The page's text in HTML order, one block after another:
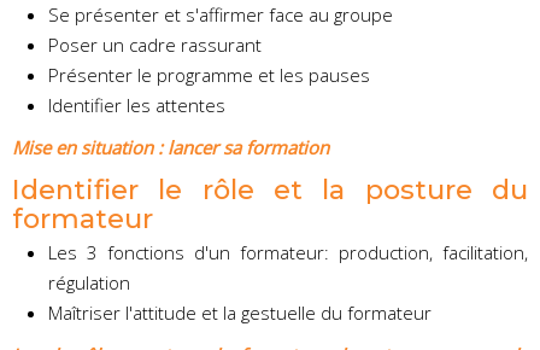
Se présenter et s'affirmer face au groupe
Poser un cadre rassurant
Présenter le programme et les pauses
Identifier les attentes
Mise en situation : lancer sa formation
Identifier le rôle et la posture du
formateur
Les 3 fonctions d'un formateur: production, facilitation,
régulation
Maîtriser l'attitude et la gestuelle du formateur